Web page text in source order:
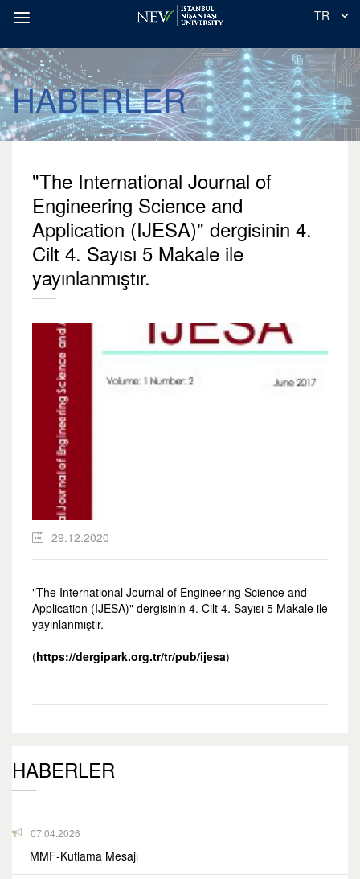
TR
HABERLER
"The International Journal of
Engineering Science and
Application (IJESA)" dergisinin 4.
Cilt 4. Sayısı 5 Makale ile
yayınlanmıştır.
29.12.2020
"The International Journal of Engineering Science and
Application (IJESA)" dergisinin 4. Cilt 4. Sayısı 5 Makale ile
yayınlanmıştır.
(https://dergipark.org.tr/tr/pub/ijesa)
HABERLER
07.04.2026
MMF-Kutlama Mesajı